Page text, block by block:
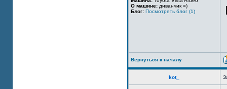
О машине: диванчик =)
Блог: Посмотреть блог (1)
Вернуться к началу
kot_